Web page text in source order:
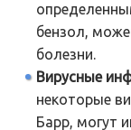
бензол,
болезни.
Вирусные
некоторые
Барр, могут